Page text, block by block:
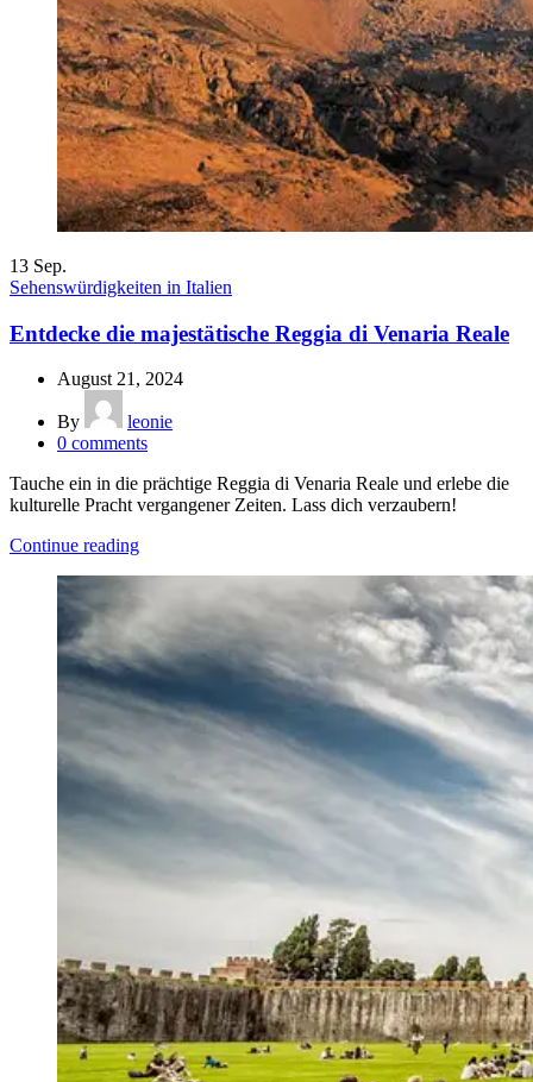
13 Sep.
Sehenswürdigkeiten in Italien
Entdecke die majestätische Reggia di Venaria Reale
August 21, 2024
By
leonie
0 comments
Tauche ein in die prächtige Reggia di Venaria Reale und erlebe die
kulturelle Pracht vergangener Zeiten. Lass dich verzaubern!
Continue reading